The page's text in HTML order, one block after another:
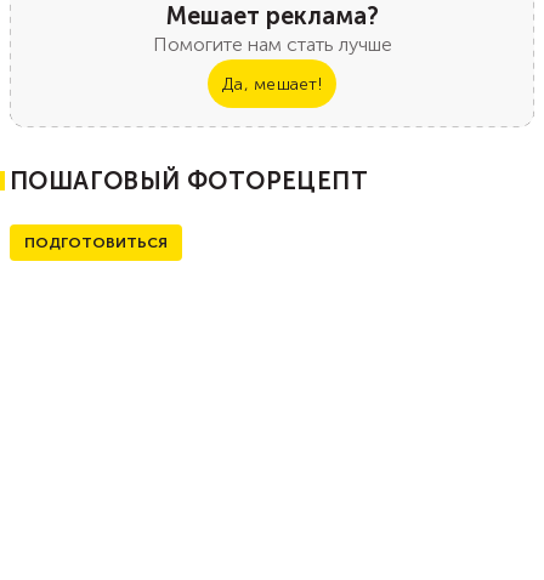
Мешает реклама?
Помогите нам стать лучше
Да, мешает!
ПОШАГОВЫЙ ФОТОРЕЦЕПТ
ПОДГОТОВИТЬСЯ